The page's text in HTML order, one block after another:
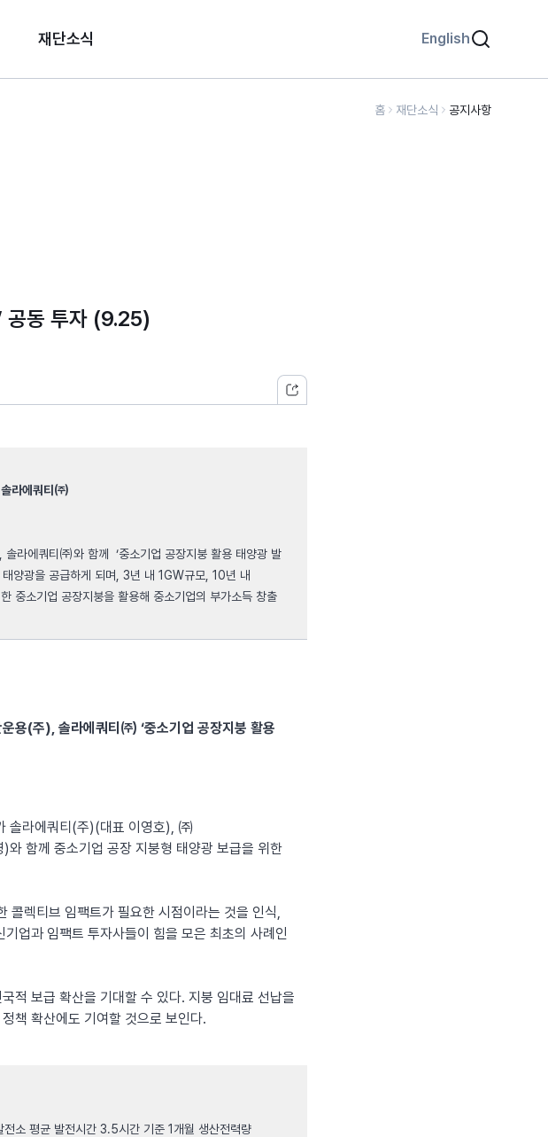
재단소식 English
홈 재단소식 공지사항
공동 투자 (9.25)
라에쿼티㈜
라에쿼티㈜와 함께 ‘중소기업 공장지붕 활용 태양광 발
양광을 공급하게 되며, 3년 내 1GW규모, 10년 내
중소기업 공장지붕을 활용해 중소기업의 부가소득 창출
용(주), 솔라에쿼티㈜ ‘중소기업 공장지붕 활용
솔라에쿼티(주)(대표 이영호), ㈜
함께 중소기업 공장 지붕형 태양광 보급을 위한
콜렉티브 임팩트가 필요한 시점이라는 것을 인식,
업과 임팩트 투자사들이 힘을 모은 최초의 사례인
적 보급 확산을 기대할 수 있다. 지붕 임대료 선납을
책 확산에도 기여할 것으로 보인다.
소 평균 발전시간 3.5시간 기준 1개월 생산전력량